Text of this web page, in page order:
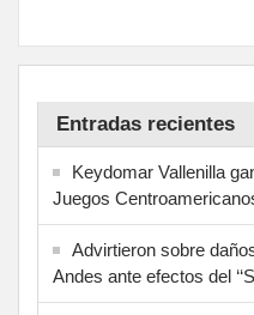
Entradas recientes
Keydomar Vallenilla
Juegos
Advirtieron sobre
Andes ante efectos del